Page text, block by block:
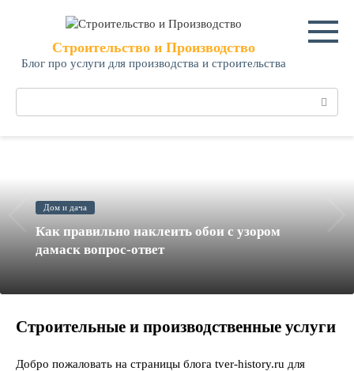
Строительство и Производство
Блог про услуги для производства и строительства
Дом и дача
Как правильно наклеить обои с узором
дамаск вопрос-ответ
Строительные и производственные услуги
Добро пожаловать на страницы блога tver-history.ru для